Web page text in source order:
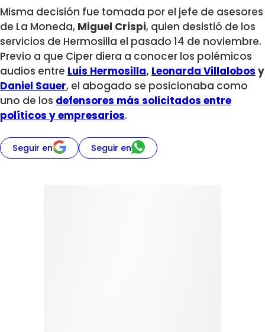
Misma decisión fue tomada por el jefe de asesores
de La Moneda, Miguel Crispi, quien desistió de los
servicios de Hermosilla el pasado 14 de noviembre.
Previo a que Ciper diera a conocer los polémicos
audios entre Luis Hermosilla, Leonarda Villalobos y
Daniel Sauer, el abogado se posicionaba como
uno de los defensores más solicitados entre
políticos y empresarios.
Seguir en Seguir en